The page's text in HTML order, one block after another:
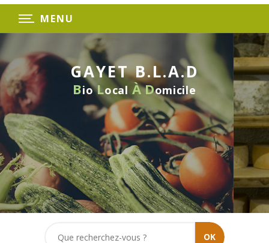
MENU
GAYET B.L.A.D
BioLocal ÀDomicile
LIVRAISON
SANS
OK